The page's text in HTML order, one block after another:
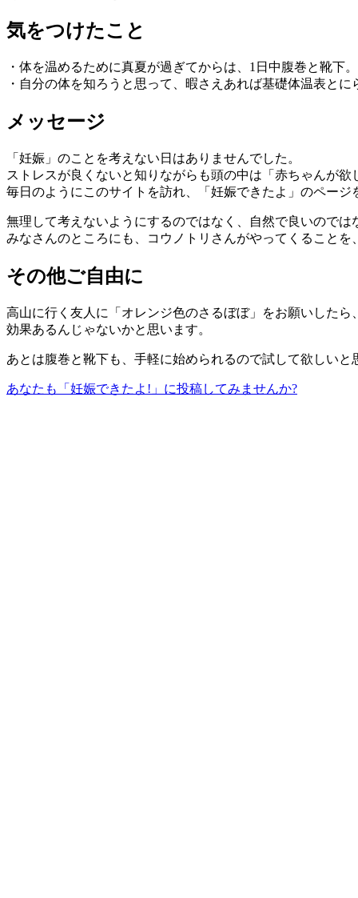
気をつけたこと
・体を温めるために真夏が過ぎてからは、1日中腹巻と靴下。
・自分の体を知ろうと思って、暇さえあれば基礎体温表と
メッセージ
「妊娠」のことを考えない日はありませんでした。
ストレスが良くないと知りながらも頭の中は「赤ちゃんが欲
毎日のようにこのサイトを訪れ、「妊娠できたよ」のページ
無理して考えないようにするのではなく、自然で良いのでは
みなさんのところにも、コウノトリさんがやってくることを
その他ご自由に
高山に行く友人に「オレンジ色のさるぼぼ」をお願いしたら
効果あるんじゃないかと思います。
あとは腹巻と靴下も、手軽に始められるので試して欲しいと
あなたも「妊娠できたよ!」に投稿してみませんか?